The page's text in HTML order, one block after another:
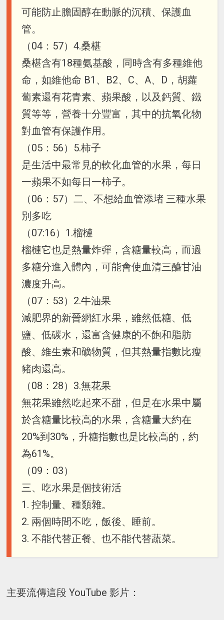
可能防止膽固醇在動脈的沉積、保護血
管。
（04：57）4.桑椹
桑椹含有18種氨基酸，同時含有多種維他
命，如維他命 B1、B2、C、A、D，胡蘿
蔔素還有花青素、蘋果酸，以及鈣質、鐵
質等等，營養十分豐富，其中的抗氧化物
對血管有保護作用。
（05：56）5.柿子
是生活中最常見的軟化血管的水果，每日
一蘋果不如每日一柿子。
（06：57）二、不想給血管添堵 三種水果
別多吃
（07:16）1.榴槤
榴槤它也是熱量炸彈，含糖量較高，而過
多糖分進入體內，可能會使血清三醯甘油
濃度升高。
（07：53）2.牛油果
減肥界的新晉網紅水果，雖然低糖、低
鹽、低碳水，還富含健康的不飽和脂肪
酸、維生素和礦物質，但其熱量指數比瘦
豬肉還高。
（08：28）3.無花果
無花果雖然吃起來不甜，但是在水果中屬
於含糖量比較高的水果，含糖量大約在
20%到30%，升糖指數也是比較高的，約
為61%。
（09：03）
三、吃水果是個技術活
1. 控制量、種類雜。
2. 兩個時間不吃，飯後、睡前。
3. 不能代替正餐、也不能代替蔬菜。
主要流傳這段 YouTube 影片：